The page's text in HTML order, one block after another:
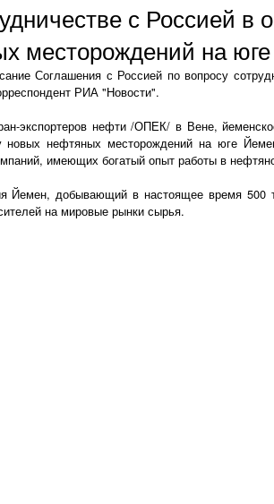
с Россией в
месторождений на
Соглашения с Россией по вопросу
РИА "Новости".
экспортеров нефти /ОПЕК/ в Вене,
новых нефтяных месторождений на юге
имеющих богатый опыт работы в
Йемен, добывающий в настоящее время
на мировые рынки сырья.